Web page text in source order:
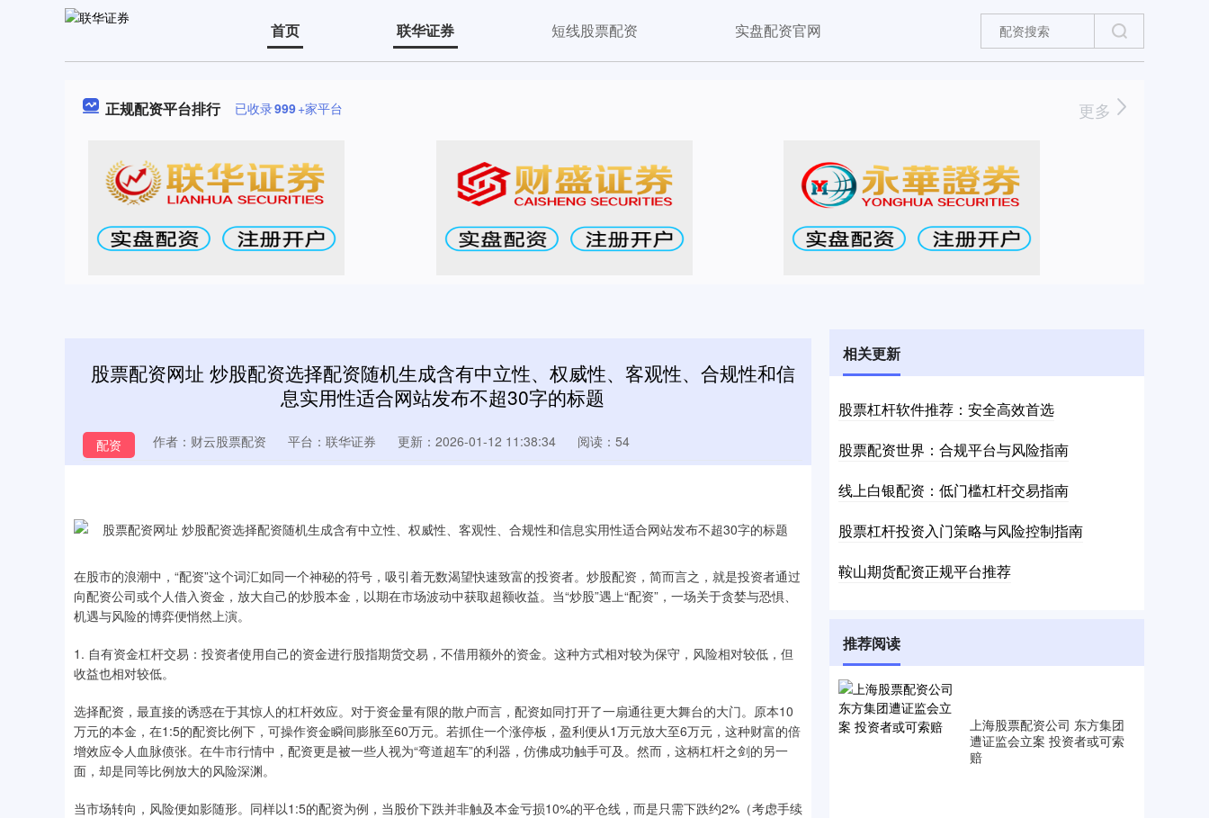
首页 联华证券 短线股票配资 实盘配资官网
正规配资平台排行 已收录999+家平台 更多
股票配资网址 炒股配资选择配资随机生成含有中立性、权威性、客观性、合规性和信
息实用性适合网站发布不超30字的标题
配资 作者：财云股票配资 平台：联华证券 更新：2026-01-12 11:38:34 阅读：54
在股市的浪潮中，“配资”这个词汇如同一个神秘的符号，吸引着无数渴望快速致富的投资者。炒股配资，简而言之，就是投资者通过
向配资公司或个人借入资金，放大自己的炒股本金，以期在市场波动中获取超额收益。当“炒股”遇上“配资”，一场关于贪婪与恐惧、
机遇与风险的博弈便悄然上演。
1. 自有资金杠杆交易：投资者使用自己的资金进行股指期货交易，不借用额外的资金。这种方式相对较为保守，风险相对较低，但
收益也相对较低。
选择配资，最直接的诱惑在于其惊人的杠杆效应。对于资金量有限的散户而言，配资如同打开了一扇通往更大舞台的大门。原本10
万元的本金，在1:5的配资比例下，可操作资金瞬间膨胀至60万元。若抓住一个涨停板，盈利便从1万元放大至6万元，这种财富的倍
增效应令人血脉偾张。在牛市行情中，配资更是被一些人视为“弯道超车”的利器，仿佛成功触手可及。然而，这柄杠杆之剑的另一
面，却是同等比例放大的风险深渊。
当市场转向，风险便如影随形。同样以1:5的配资为例，当股价下跌并非触及本金亏损10%的平仓线，而是只需下跌约2%（考虑手续
相关更新
股票杠杆软件推荐：安全高效首选
股票配资世界：合规平台与风险指南
线上白银配资：低门槛杠杆交易指南
股票杠杆投资入门策略与风险控制指南
鞍山期货配资正规平台推荐
推荐阅读
上海股票配资公司 东方集团
遭证监会立案 投资者或可索
赔